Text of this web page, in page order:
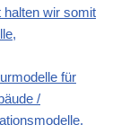
halten wir somit
für
/